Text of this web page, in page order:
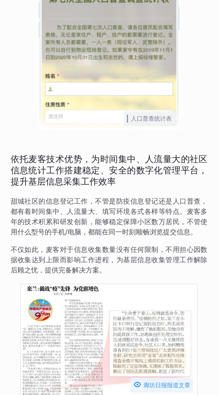
人口普查统计表
依托麦客技术优势，为时间集中、人流量大的社区
信息统计工作搭建稳定、安全的数字化管理平台，
提升基层信息采集工作效率
甜城社区的信息登记工作，不管是防疫信息登记还是人口普查，
都有着时间集中、人流量大、填写环境各式各样等特点。麦客多
年的技术积累和研发创新，能够稳定保障小区数万居民，不管使
用什么型号的手机/电脑，都能在同一时刻顺畅浏览提交信息。
不仅如此，麦客对于信息收集数量没有任何限制，不用担心因数
据收集达到上限而影响工作进程，为基层信息收集管理工作解除
后顾之忧，提供完备解决方案。
 廊坊日报报道文章